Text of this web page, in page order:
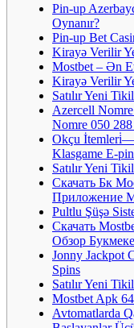
Pin-up
Oynanır?
Pin-up Bet
Kirayə Verilir
Mostbet – Ən
Kirayə Verilir
Satılır Yeni
Azercell
Nomre 050
Okçu
Klasgame E-
Satılır Yeni
Скачать Бк
Приложение
Pultlu Şüşə
Скачать
Обзор
Jonny Jackpot
Spins
Satılır Yeni
Mostbet Apk 64
Avtomatlarda